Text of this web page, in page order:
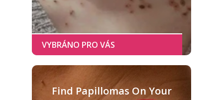
Find Papillomas On Your